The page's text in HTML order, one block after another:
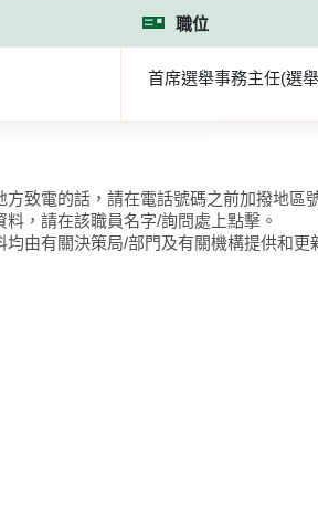
職位
首席選舉事務主任(選
方致電的話，請在電話號碼之前加撥地區
料，請在該職員名字/詢問處上點擊。
均由有關決策局/部門及有關機構提供和更